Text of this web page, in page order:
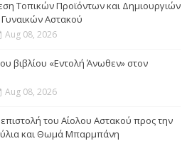
Τοπικών Προϊόντων και Δημιουργιών
Αστακού
Aug 08, 2026
βιβλίου «Εντολή Άνωθεν» στον
Aug 08, 2026
του Αίολου Αστακού προς την
και Θωμά Μπαρμπάνη